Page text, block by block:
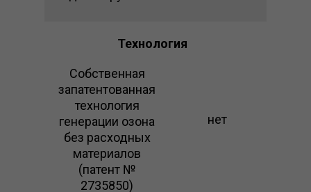
Технология
Собственная
запатентованная
технология
генерации озона
без расходных
материалов
(патент №
2735850)
нет